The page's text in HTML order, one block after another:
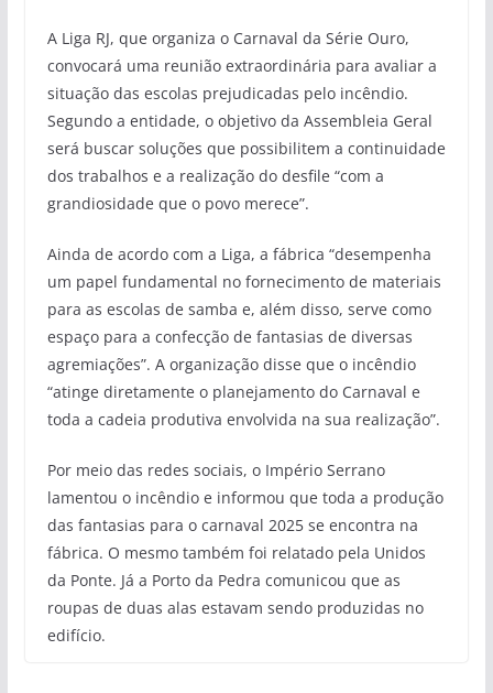
A Liga RJ, que organiza o Carnaval da Série Ouro,
convocará uma reunião extraordinária para avaliar a
situação das escolas prejudicadas pelo incêndio.
Segundo a entidade, o objetivo da Assembleia Geral
será buscar soluções que possibilitem a continuidade
dos trabalhos e a realização do desfile “com a
grandiosidade que o povo merece”.
Ainda de acordo com a Liga, a fábrica “desempenha
um papel fundamental no fornecimento de materiais
para as escolas de samba e, além disso, serve como
espaço para a confecção de fantasias de diversas
agremiações”. A organização disse que o incêndio
“atinge diretamente o planejamento do Carnaval e
toda a cadeia produtiva envolvida na sua realização”.
Por meio das redes sociais, o Império Serrano
lamentou o incêndio e informou que toda a produção
das fantasias para o carnaval 2025 se encontra na
fábrica. O mesmo também foi relatado pela Unidos
da Ponte. Já a Porto da Pedra comunicou que as
roupas de duas alas estavam sendo produzidas no
edifício.